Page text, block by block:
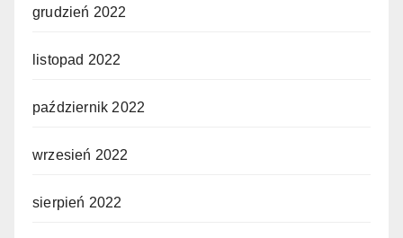
grudzień 2022
listopad 2022
październik 2022
wrzesień 2022
sierpień 2022